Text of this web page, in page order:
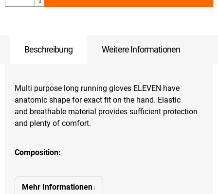
Beschreibung Weitere Informationen
Multi purpose long running gloves ELEVEN have
anatomic shape for exact fit on the hand. Elastic
and breathable material provides sufficient protection
and plenty of comfort.
Composition:
Mehr Informationen